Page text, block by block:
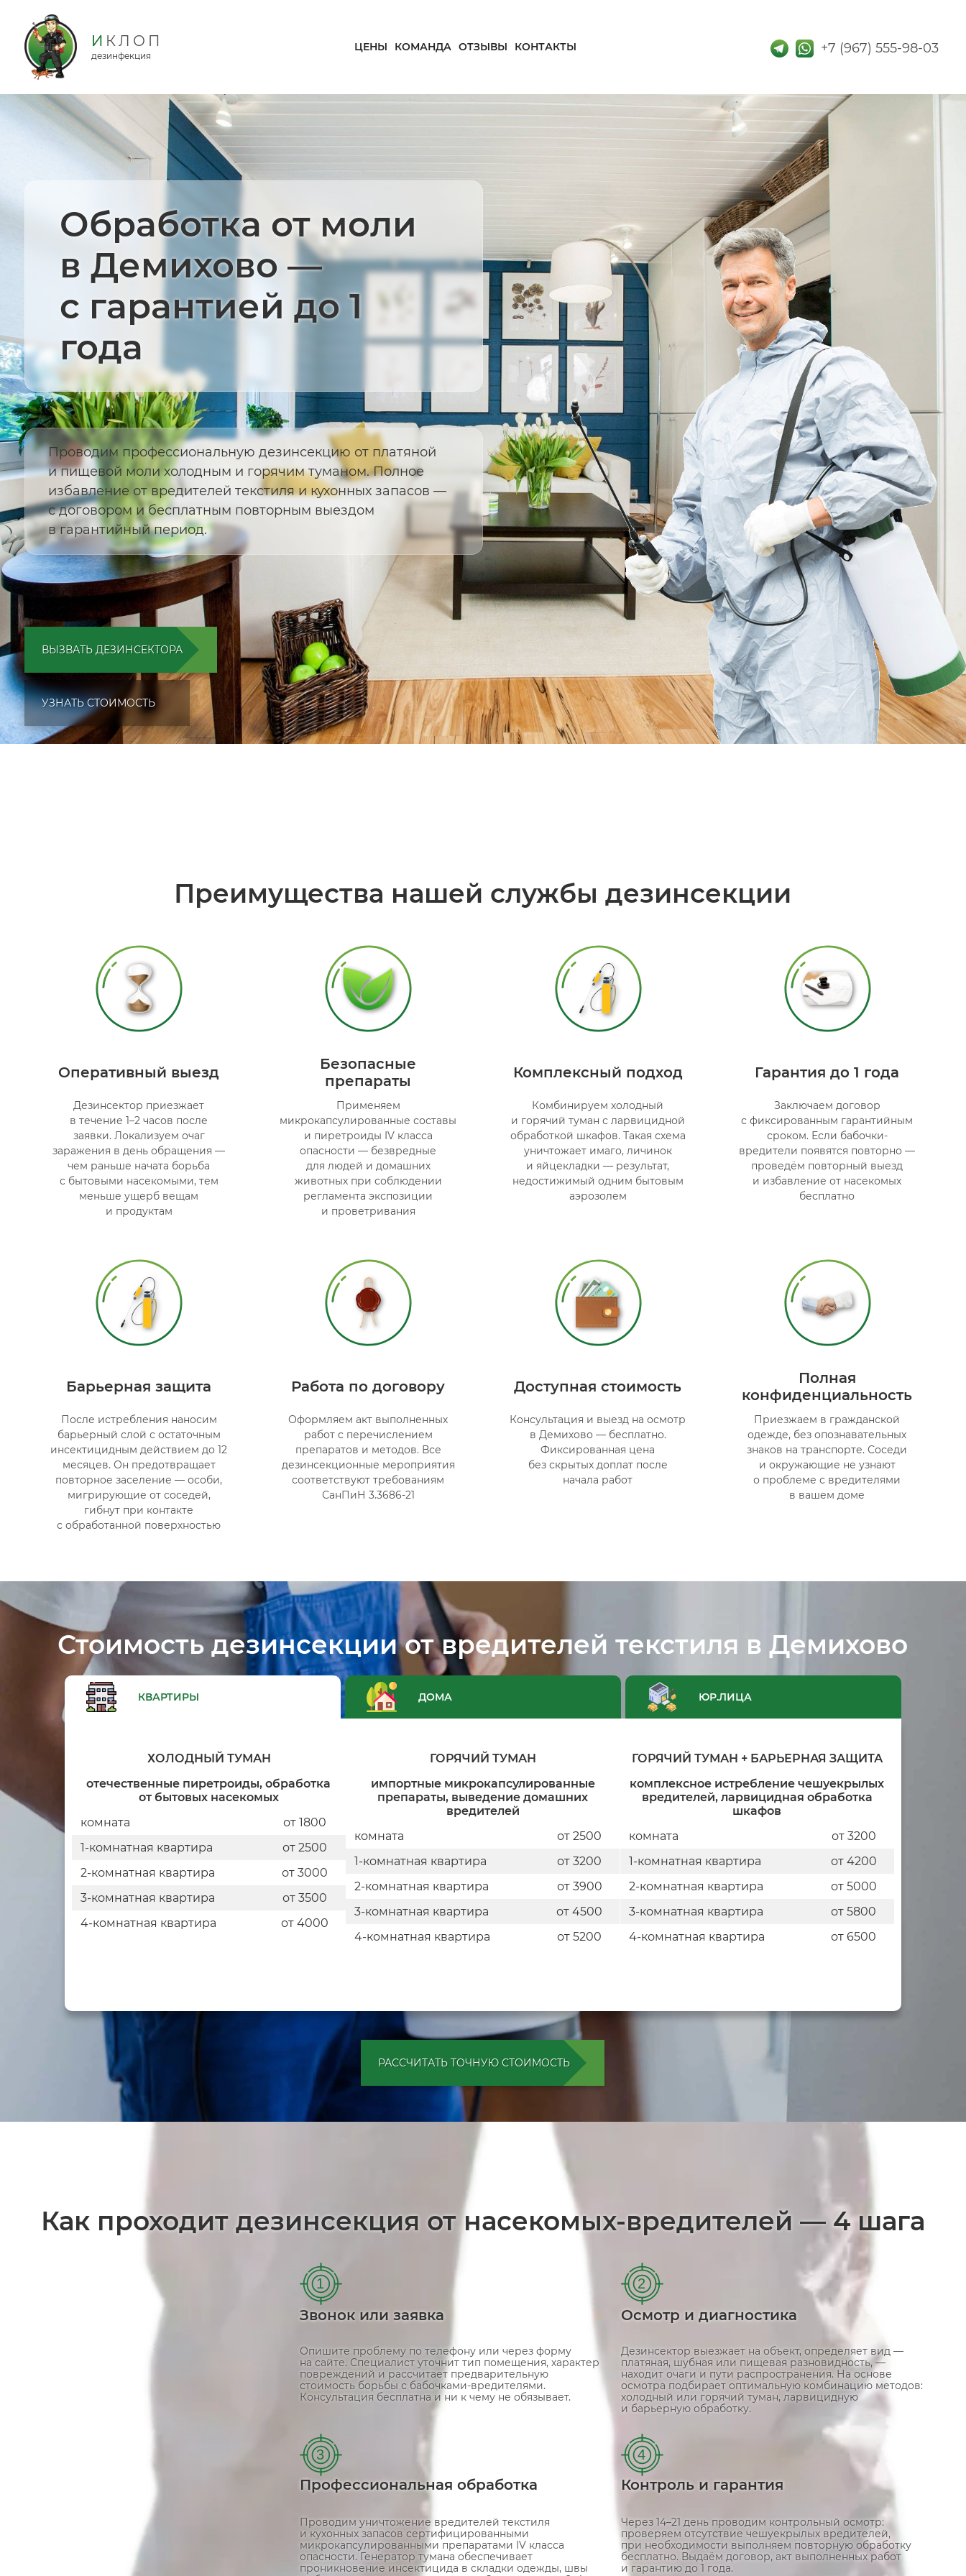
дезинфекция
ЦЕНЫ КОМАНДА ОТЗЫВЫ КОНТАКТЫ
Обработка от моли
в Демихово —
с гарантией до 1
года
Проводим профессиональную дезинсекцию от платяной
и пищевой моли холодным и горячим туманом. Полное
избавление от вредителей текстиля и кухонных запасов —
с договором и бесплатным повторным выездом
в гарантийный период.
ВЫЗВАТЬ ДЕЗИНСЕКТОРА
УЗНАТЬ СТОИМОСТЬ
Преимущества нашей службы дезинсекции
Оперативный выезд
Дезинсектор приезжает
в течение 1–2 часов после
заявки. Локализуем очаг
заражения в день обращения —
чем раньше начата борьба
с бытовыми насекомыми, тем
меньше ущерб вещам
и продуктам
Безопасные
препараты
Применяем
микрокапсулированные составы
и пиретроиды IV класса
опасности — безвредные
для людей и домашних
животных при соблюдении
регламента экспозиции
и проветривания
Комплексный подход
Комбинируем холодный
и горячий туман с ларвицидной
обработкой шкафов. Такая схема
уничтожает имаго, личинок
и яйцекладки — результат,
недостижимый одним бытовым
аэрозолем
Гарантия до 1 года
Заключаем договор
с фиксированным гарантийным
сроком. Если бабочки-
вредители появятся повторно —
проведём повторный выезд
и избавление от насекомых
бесплатно
Барьерная защита
После истребления наносим
барьерный слой с остаточным
инсектицидным действием до 12
месяцев. Он предотвращает
повторное заселение — особи,
мигрирующие от соседей,
гибнут при контакте
с обработанной поверхностью
Работа по договору
Оформляем акт выполненных
работ с перечислением
препаратов и методов. Все
дезинсекционные мероприятия
соответствуют требованиям
СанПиН 3.3686-21
Доступная стоимость
Консультация и выезд на осмотр
в Демихово — бесплатно.
Фиксированная цена
без скрытых доплат после
начала работ
Полная
конфиденциальность
Приезжаем в гражданской
одежде, без опознавательных
знаков на транспорте. Соседи
и окружающие не узнают
о проблеме с вредителями
в вашем доме
Стоимость дезинсекции от вредителей текстиля в Демихово
КВАРТИРЫ ДОМА ЮР.ЛИЦА
ХОЛОДНЫЙ ТУМАН
отечественные пиретроиды, обработка
от бытовых насекомых
комната
от 1800
1-комнатная квартира
от 2500
2-комнатная квартира
от 3000
3-комнатная квартира
от 3500
4-комнатная квартира
от 4000
ГОРЯЧИЙ ТУМАН
импортные микрокапсулированные
препараты, выведение домашних
вредителей
комната
от 2500
1-комнатная квартира
от 3200
2-комнатная квартира
от 3900
3-комнатная квартира
от 4500
4-комнатная квартира
от 5200
ГОРЯЧИЙ ТУМАН + БАРЬЕРНАЯ ЗАЩИТА
комплексное истребление чешуекрылых
вредителей, ларвицидная обработка
шкафов
комната
от 3200
1-комнатная квартира
от 4200
2-комнатная квартира
от 5000
3-комнатная квартира
от 5800
4-комнатная квартира
от 6500
РАССЧИТАТЬ ТОЧНУЮ СТОИМОСТЬ
Как проходит дезинсекция от насекомых-вредителей — 4 шага
1
Звонок или заявка
Опишите проблему по телефону или через форму
на сайте. Специалист уточнит тип помещения, характер
повреждений и рассчитает предварительную
стоимость борьбы с бабочками-вредителями.
Консультация бесплатна и ни к чему не обязывает.
2
Осмотр и диагностика
Дезинсектор выезжает на объект, определяет вид —
платяная, шубная или пищевая разновидность, —
находит очаги и пути распространения. На основе
осмотра подбирает оптимальную комбинацию методов:
холодный или горячий туман, ларвицидную
и барьерную обработку.
3
Профессиональная обработка
Проводим уничтожение вредителей текстиля
и кухонных запасов сертифицированными
микрокапсулированными препаратами IV класса
опасности. Генератор тумана обеспечивает
проникновение инсектицида в складки одежды, швы
4
Контроль и гарантия
Через 14–21 день проводим контрольный осмотр:
проверяем отсутствие чешуекрылых вредителей,
при необходимости выполняем повторную обработку
бесплатно. Выдаём договор, акт выполненных работ
и гарантию до 1 года.